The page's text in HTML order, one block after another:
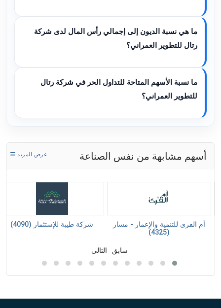
ما هي نسبة الديون إلى إجمالي رأس المال لدى شركة
رتال للتطوير العمراني؟
ما نسبة الأسهم المتاحة للتداول الحر في شركة رتال
للتطوير العمراني؟
أسهم مشابهة من نفس الصناعة عرض المزيد
أم القرى للتنمية والإعمار - مسار
(4325)
شركة طيبة للإستثمار (4090)
سابق التالى